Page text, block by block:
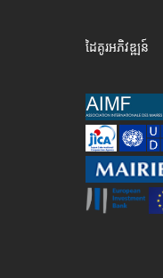
ដៃគូរអភិវឌ្ឍន៍